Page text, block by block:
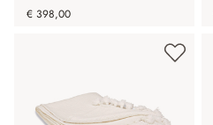
€ 398,00